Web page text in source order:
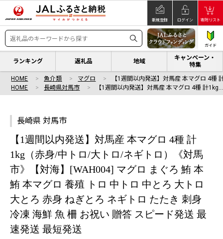
新規登録 ログイン 寄附リスト
ガイド
ランキング 返礼品 地域
キャンペーン・
特集
HOME 魚介類 マグロ
【1週間以内発送】対馬産 本マグロ 4種
HOME
長崎県対馬市 【1週間以内発送】対馬産 本マグロ 4種 計1kg…
長崎県 対馬市
【1週間以内発送】対馬産 本マグロ 4種 計
1kg（赤身/中トロ/大トロ/ネギトロ）《対馬
市》【対海】[WAH004] マグロ まぐろ 鮪 本
鮪 本マグロ 養殖 トロ 中トロ 中とろ 大トロ
大とろ 赤身 ねぎとろ ネギトロ たたき 刺身
冷凍 海鮮 魚 柵 お祝い 贈答 スピード発送 最
速発送 最短発送